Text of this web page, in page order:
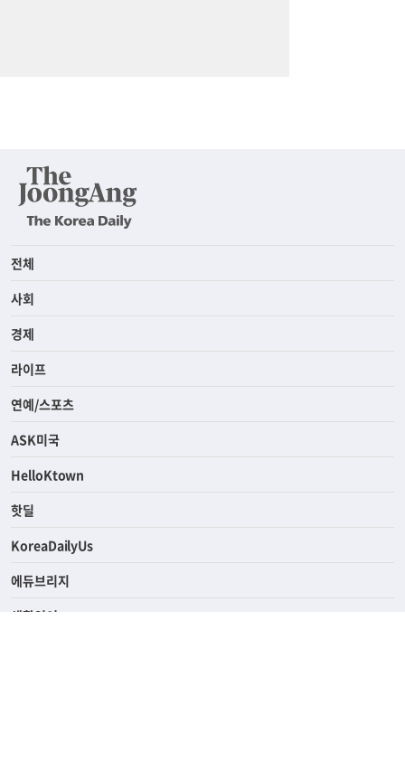
전체
사회
경제
라이프
연예/스포츠
ASK미국
HelloKtown
핫딜
KoreaDailyUs